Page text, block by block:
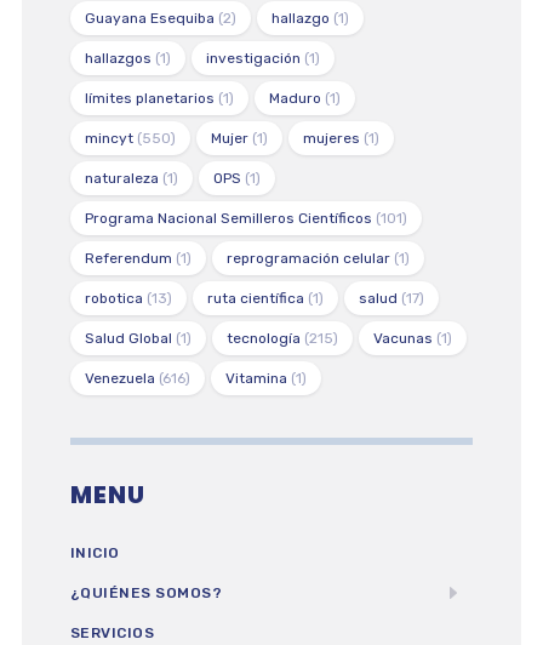
Guayana Esequiba (2) hallazgo (1)
hallazgos (1) investigación (1)
límites planetarios (1) Maduro (1)
mincyt(550) Mujer(1) mujeres (1)
naturaleza (1) OPS (1)
Programa Nacional Semilleros Científicos (101)
Referendum (1) reprogramación celular(1)
robotica (13) ruta científica (1) salud (17)
Salud Global (1) tecnología (215) Vacunas (1)
Venezuela (616) Vitamina (1)
MENU
INICIO
¿QUIÉNES SOMOS?
SERVICIOS